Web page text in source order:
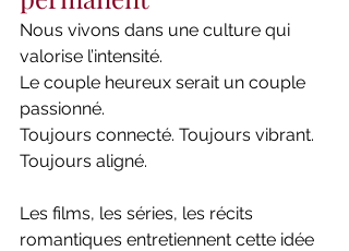
Nous vivons dans une culture qui
valorise l’intensité.
Le couple heureux serait un couple
passionné.
Toujours connecté. Toujours vibrant.
Toujours aligné.
Les films, les séries, les récits
romantiques entretiennent cette idée